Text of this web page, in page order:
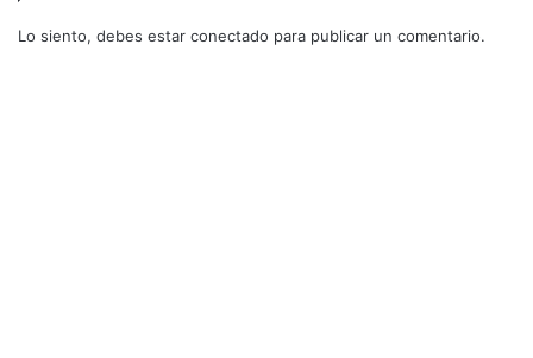
Lo siento, debes estar conectado para publicar un comentario.